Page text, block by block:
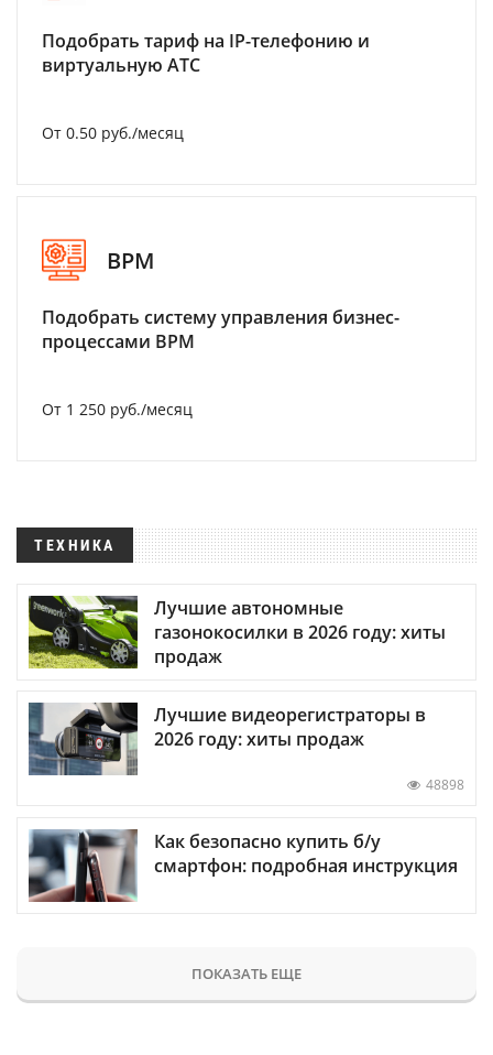
Подобрать тариф на IP-телефонию и
виртуальную АТС
От 0.50 руб./месяц
BPM
Подобрать систему управления бизнес-
процессами BPM
От 1 250 руб./месяц
ТЕХНИКА
Лучшие автономные
газонокосилки в 2026 году: хиты
продаж
Лучшие видеорегистраторы в
2026 году: хиты продаж
48898
Как безопасно купить б/у
смартфон: подробная инструкция
ПОКАЗАТЬ ЕЩЕ